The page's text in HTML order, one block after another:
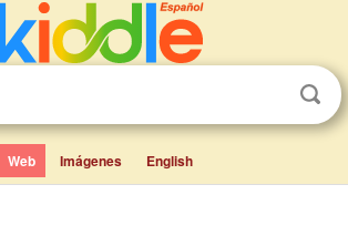
Web Imágenes English